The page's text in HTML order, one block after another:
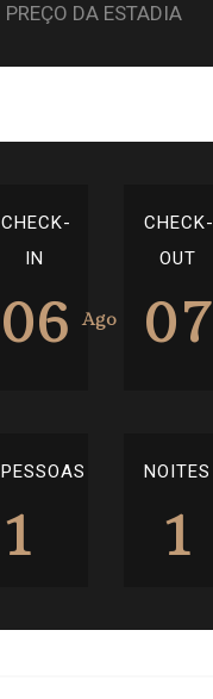
PREÇO DA ESTADIA
CHECK-
IN
06 Ago
CHECK-
OUT
07
PESSOAS
1
NOITES
1